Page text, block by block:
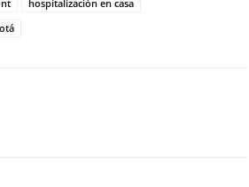
hospitalización en casa